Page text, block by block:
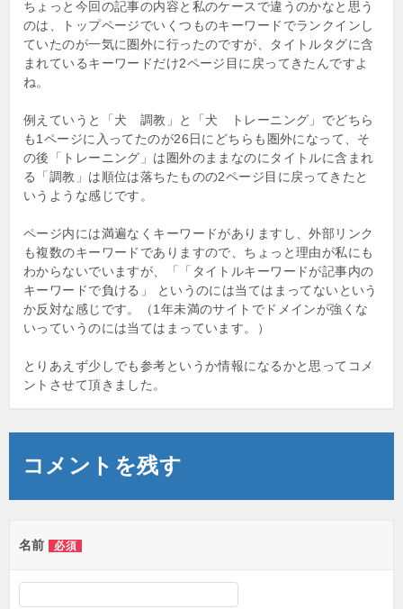
ちょっと今回の記事の内容と私のケースで違うのかなと思う
のは、トップページでいくつものキーワードでランクインし
ていたのが一気に圏外に行ったのですが、タイトルタグに含
まれているキーワードだけ2ページ目に戻ってきたんですよ
ね。
例えていうと「犬 調教」と「犬 トレーニング」でどちら
も1ページに入ってたのが26日にどちらも圏外になって、そ
の後「トレーニング」は圏外のままなのにタイトルに含まれ
る「調教」は順位は落ちたものの2ページ目に戻ってきたと
いうような感じです。
ページ内には満遍なくキーワードがありますし、外部リンク
も複数のキーワードでありますので、ちょっと理由が私にも
わからないでいますが、「「タイトルキーワードが記事内の
キーワードで負ける」 というのには当てはまってないという
か反対な感じです。（1年未満のサイトでドメインが強くな
いっていうのには当てはまっています。）
とりあえず少しでも参考というか情報になるかと思ってコメ
ントさせて頂きました。
コメントを残す
名前 必須